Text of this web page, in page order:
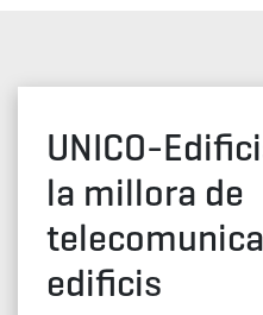
UNICO-
la millora de
edificis